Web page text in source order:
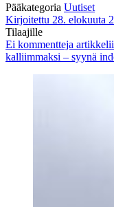
Pääkategoria Uutiset
Kirjoitettu 28. elokuuta
Tilaajille
Ei kommentteja
kalliimmaksi – syynä